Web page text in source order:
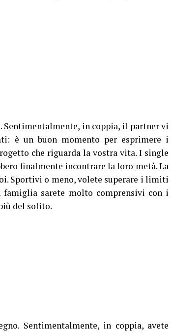
Sentimentalmente, in coppia, il partner vi
è un buon momento per esprimere i
che riguarda la vostra vita. I single
finalmente incontrare la loro metà. La
Sportivi o meno, volete superare i limiti
sarete molto comprensivi con i
del solito.
Sentimentalmente, in coppia, avete